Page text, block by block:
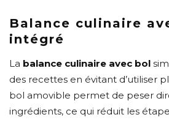
Balance culinaire
intégré
La balance culinaire avec bol
des recettes en évitant d’utiliser
bol amovible permet de peser
ingrédients, ce qui réduit les